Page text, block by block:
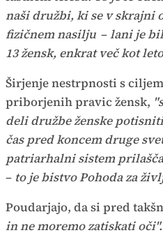
naši družbi, ki se v skrajni
fizičnem nasilju –lani je
13 žensk, enkrat več kot
Širjenje nestrpnosti s
priborjenih pravic žensk,
deli družbe ženske
čas pred koncem druge
patriarhalni sistem
– to je bistvo Pohoda za
Poudarjajo, da si pred
in ne moremo zatiskati